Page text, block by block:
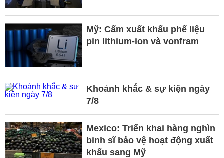
Mỹ: Cấm xuất khẩu phế liệu
pin lithium-ion và vonfram
Khoảnh khắc & sự kiện ngày
7/8
Mexico: Triển khai hàng nghìn
binh sĩ bảo vệ hoạt động xuất
khẩu sang Mỹ